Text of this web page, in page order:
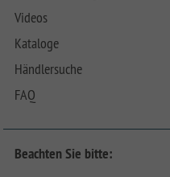
Videos
Kataloge
Händlersuche
FAQ
Beachten Sie bitte: